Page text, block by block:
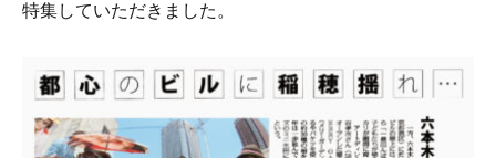
特集していただきました。